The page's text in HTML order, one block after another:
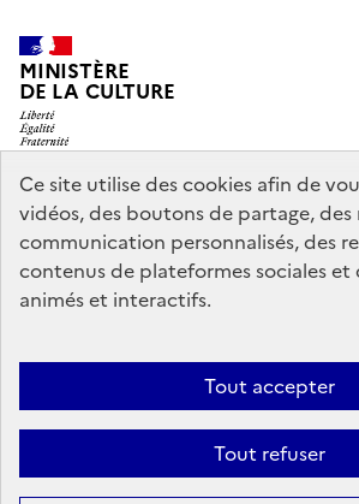
Ce site utilise des cookies afin de
vidéos, des boutons de partage, des
communication personnalisés, des
contenus de plateformes sociales et
animés et interactifs.
Tout accepter
Tout refuser
MINISTÈRE
DE LA CULTURE
legifrance.gouv.fr
info.gouv.fr
service-public.gouv.fr
data.gouv.fr
Mentions légales
conforme
Politique d’utilisation des